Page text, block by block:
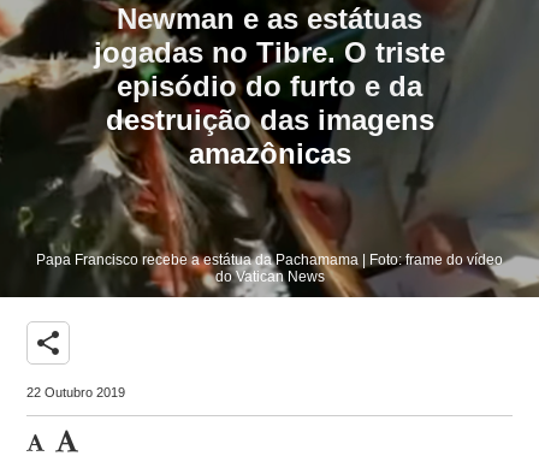
Newman e as estátuas
jogadas no Tibre. O triste
episódio do furto e da
destruição das imagens
amazônicas
Papa Francisco recebe a estátua da Pachamama | Foto: frame do vídeo
do Vatican News
share
22 Outubro 2019